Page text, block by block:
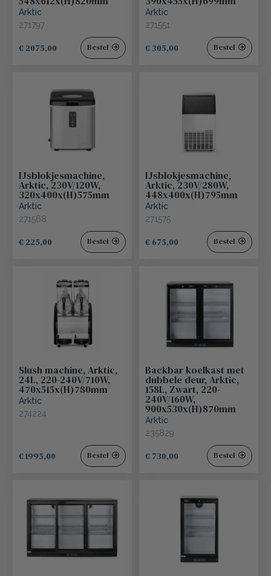
Arktic
271797
€ 2075,00 Bestel
Arktic
271551
€ 305,00 Bestel
IJsblokjesmachine,
Arktic, 230V/120W,
320x400x(H)575mm
Arktic
271568
€ 225,00 Bestel
IJsblokjesmachine,
Arktic, 230V/280W,
448x400x(H)795mm
Arktic
271575
€ 675,00 Bestel
Slush machine, Arktic,
24L, 220-240V/710W,
470x515x(H)780mm
Arktic
274224
€ 1995,00 Bestel
Backbar koelkast met
dubbele deur, Arktic,
158L, Zwart, 220-
240V/160W,
900x530x(H)870mm
Arktic
235829
€ 730,00 Bestel